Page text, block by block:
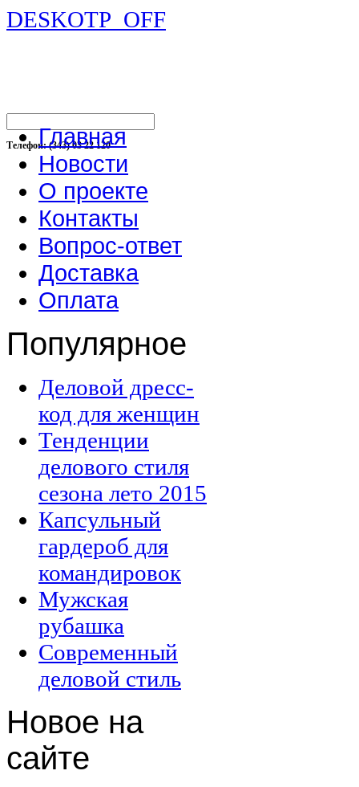
DESKOTP_OFF
Телефон: (343) 03 22 120
Главная
Новости
О проекте
Контакты
Вопрос-ответ
Доставка
Оплата
Популярное
Деловой дресс-
код для женщин
Тенденции
делового стиля
сезона лето 2015
Капсульный
гардероб для
командировок
Мужская
рубашка
Современный
деловой стиль
Новое на
сайте